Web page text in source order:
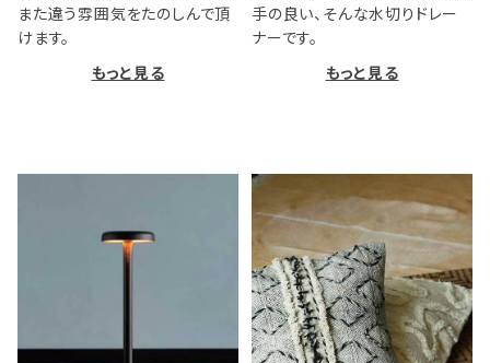
また違う雰囲気をたのしんで頂
けます。
もっと見る
手の良い、そんな水切りドレー
ナーです。
もっと見る